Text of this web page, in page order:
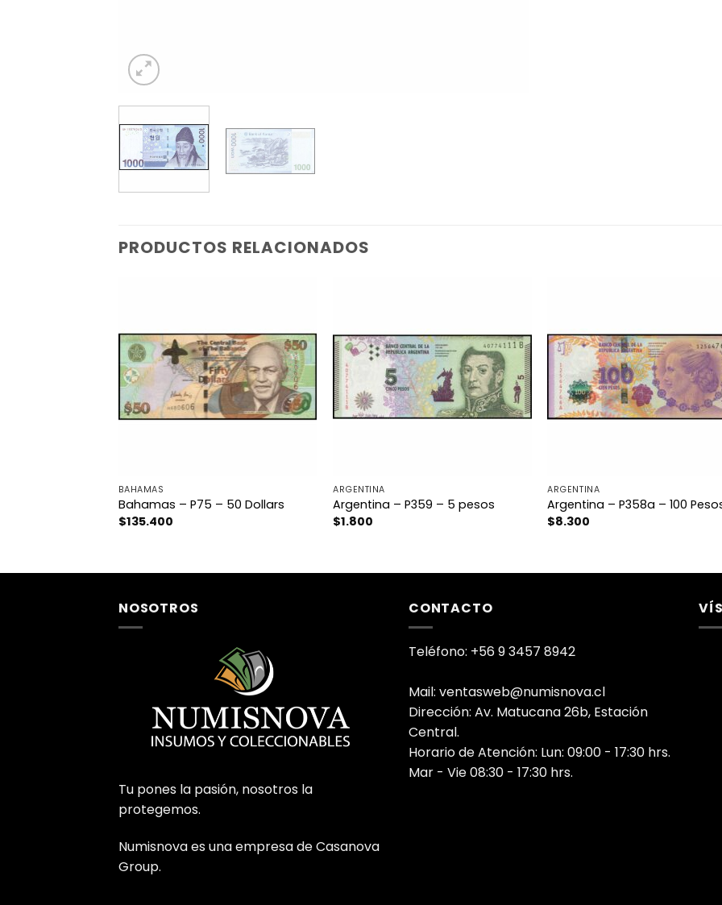
PRODUCTOS RELACIONADOS
BAHAMAS
Bahamas – P75 – 50 Dollars
$135.400
ARGENTINA
Argentina – P359 – 5 pesos
$1.800
ARGENTINA
Argentina – P358a – 100
$8.300
NOSOTROS
Tu pones la pasión, nosotros la
protegemos.
Numisnova es una empresa de Casanova
Group.
CONTACTO
Teléfono: +56 9 3457 8942
Mail: ventasweb@numisnova.cl
Dirección: Av. Matucana 26b, Estación
Central.
Horario de Atención: Lun: 09:00 - 17:30 hrs.
Mar - Vie 08:30 - 17:30 hrs.